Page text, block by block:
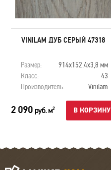
VINILAM ДУБ СЕРЫЙ 47318
Размер:
914х152.4х3,8 мм
Класс:
43
Производитель:
Vinilam
2 090 руб. м2 В КОРЗИНУ